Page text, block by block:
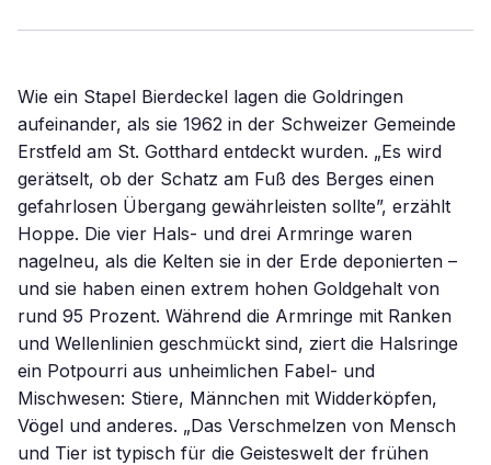
Wie ein Stapel Bierdeckel lagen die Goldringen
aufeinander, als sie 1962 in der Schweizer Gemeinde
Erstfeld am St. Gotthard entdeckt wurden. „Es wird
gerätselt, ob der Schatz am Fuß des Berges einen
gefahrlosen Übergang gewährleisten sollte”, erzählt
Hoppe. Die vier Hals- und drei Armringe waren
nagelneu, als die Kelten sie in der Erde deponierten –
und sie haben einen extrem hohen Goldgehalt von
rund 95 Prozent. Während die Armringe mit Ranken
und Wellenlinien geschmückt sind, ziert die Halsringe
ein Potpourri aus unheimlichen Fabel- und
Mischwesen: Stiere, Männchen mit Widderköpfen,
Vögel und anderes. „Das Verschmelzen von Mensch
und Tier ist typisch für die Geisteswelt der frühen